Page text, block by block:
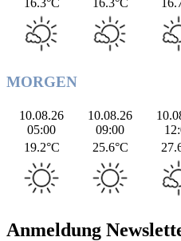
MORGEN
10.08.26
05:00
10.08.26
09:00
19.2°C
25.6°C
Anmeldung